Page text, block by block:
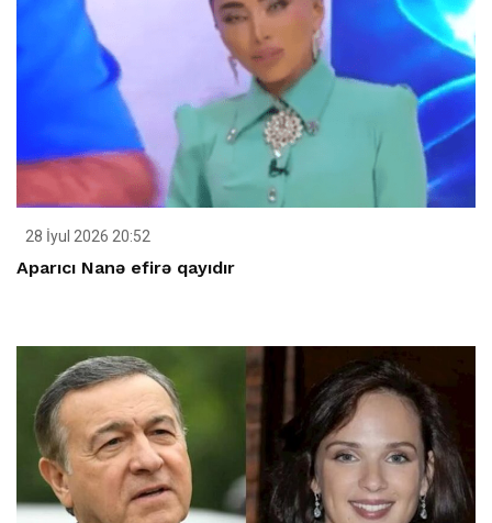
28 İyul 2026 20:52
Aparıcı Nanə efirə qayıdır